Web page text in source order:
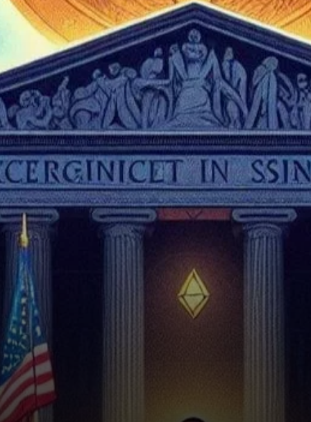
Dans un développement
significatif dans la bataille
juridique en cours entre la
Securities and Exchange
Commission (SEC) des États-
Unis et…